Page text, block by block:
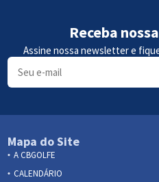
Receba
Assine nossa newsletter e
Mapa do Site
A CBGOLFE
CALENDÁRIO